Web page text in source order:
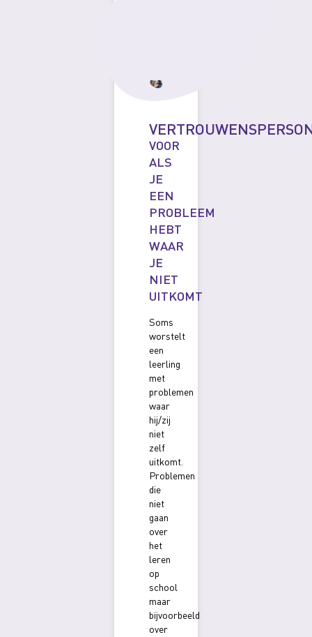
VOOR
ALS
JE
EEN
PROBLEEM
HEBT
WAAR
JE
NIET
UITKOMT
Soms
worstelt
een
leerling
met
problemen
waar
hij/zij
niet
zelf
uitkomt.
Problemen
die
niet
gaan
over
het
leren
op
school
maar
bijvoorbeeld
over